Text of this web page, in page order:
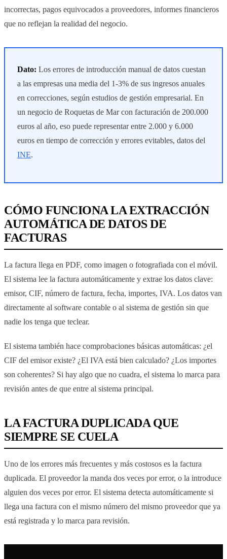
incorrectas, pagos equivocados a proveedores, informes financieros
que no reflejan la realidad del negocio.
Dato: Los errores de introducción manual de datos cuestan
a las empresas una media del 1-3% de sus ingresos anuales
en correcciones, según estudios de gestión empresarial. En
un negocio de Roquetas de Mar con facturación de 200.000
euros al año, eso puede representar entre 2.000 y 6.000
euros en tiempo de corrección y errores evitables, datos del
INE.
CÓMO FUNCIONA LA EXTRACCIÓN
AUTOMÁTICA DE DATOS DE
FACTURAS
La factura llega en PDF, como imagen o fotografiada con el móvil.
El sistema lee la factura automáticamente y extrae los datos clave:
emisor, CIF, número de factura, fecha, importes, IVA. Los datos van
directamente al software contable o al sistema de gestión sin que
nadie los tenga que teclear.
El sistema también hace comprobaciones básicas automáticas: ¿el
CIF del emisor existe? ¿El IVA está bien calculado? ¿Los importes
son coherentes? Si hay algo que no cuadra, el sistema lo marca para
revisión antes de que entre al sistema principal.
LA FACTURA DUPLICADA QUE
SIEMPRE SE CUELA
Uno de los errores más frecuentes y más costosos es la factura
duplicada. El proveedor la manda dos veces por error, o la introduce
alguien dos veces por error. El sistema detecta automáticamente si
llega una factura con el mismo número del mismo proveedor que ya
está registrada y lo marca para revisión.